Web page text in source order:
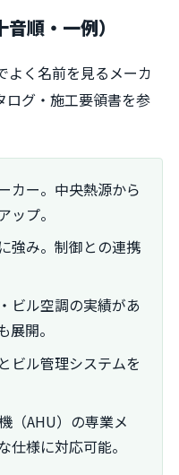
順・一例）
よく名前を見るメーカ
ログ・施工要領書を参
カー。中央熱源から
ップ。
強み。制御との連携
ビル空調の実績があ
開。
ビル管理システムを
（AHU）の専業メ
仕様に対応可能。